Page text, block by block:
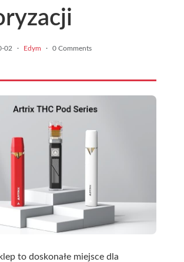
02 · Edym · 0 Comments
to doskonałe miejsce dla